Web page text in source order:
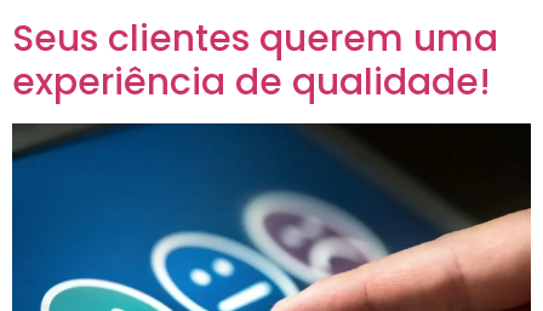
Seus clientes querem uma
experiência de qualidade!